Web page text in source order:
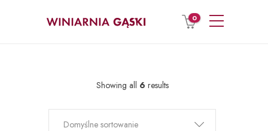
0
Showing all 6 results
Domyślne sortowanie